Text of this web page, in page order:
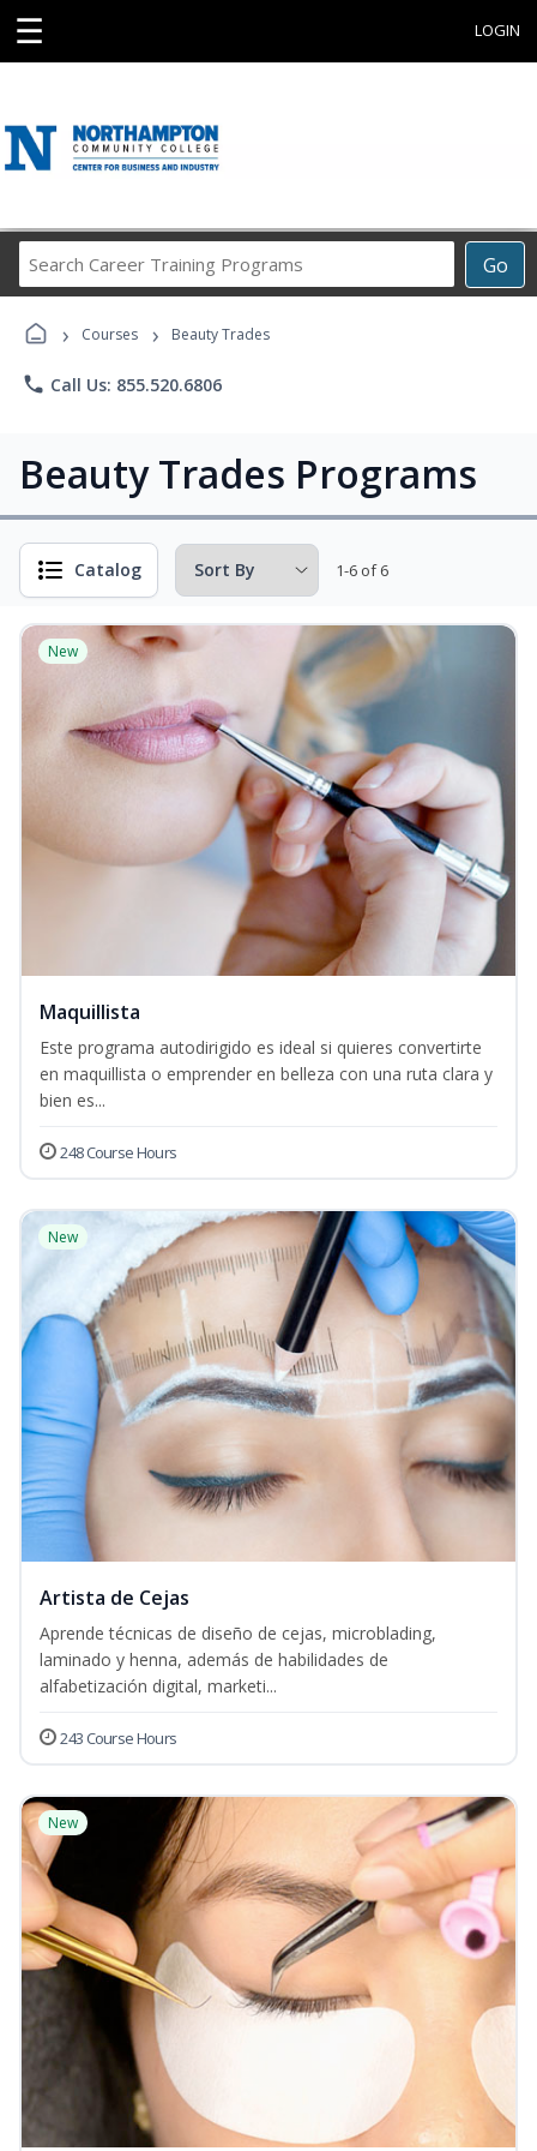
☰ LOGIN
Go
Career
Programs
› Courses › Beauty Trades
phone Call Us: 855.520.6806
Beauty Trades Programs
Catalog 1-6 of 6
New
Maquillista
Este programa autodirigido es ideal si quieres convertirte
en maquillista o emprender en belleza con una ruta clara y
bien es...
248 Course Hours
New
Artista de Cejas
Aprende técnicas de diseño de cejas, microblading,
laminado y henna, además de habilidades de
alfabetización digital, marketi...
243 Course Hours
New